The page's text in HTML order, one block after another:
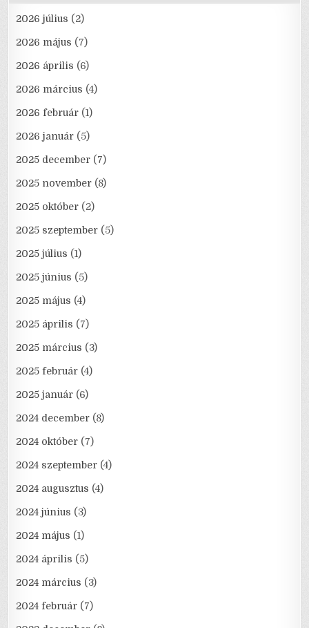
2026 július (2)
2026 május (7)
2026 április (6)
2026 március (4)
2026 február (1)
2026 január (5)
2025 december (7)
2025 november (8)
2025 október (2)
2025 szeptember (5)
2025 július (1)
2025 június (5)
2025 május (4)
2025 április (7)
2025 március (3)
2025 február (4)
2025 január (6)
2024 december (8)
2024 október (7)
2024 szeptember (4)
2024 augusztus (4)
2024 június (3)
2024 május (1)
2024 április (5)
2024 március (3)
2024 február (7)